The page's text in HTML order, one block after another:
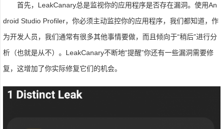
首先，LeakCanary总是监视你的应用程序是否存在漏洞。使用An
droid Studio Profiler，你必须主动监控你的应用程序，我们都知道，作
为开发人员，我们通常有很多其他事情要做，而且倾向于“稍后”进行分
析（也就是从不）。LeakCanary不断地“提醒”你还有一些漏洞需要修
复，这增加了你实际修复它们的机会。